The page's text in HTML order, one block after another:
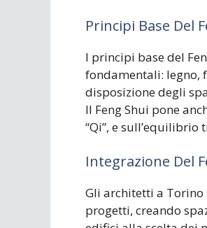
Principi Base Del
I principi base del
fondamentali: legno,
disposizione degli
Il Feng Shui pone
“Qi”, e sull’equilibrio
Integrazione Del
Gli architetti a
progetti, creando